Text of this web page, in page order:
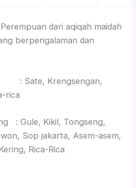
dari aqiqah maidah
berpengalaman dan
Krengsengan,
rica
: Gule, Kikil, Tongseng,
Sop jakarta, Asem-asem,
Rica-Rica